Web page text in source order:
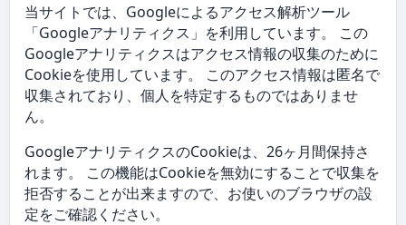
当サイトでは、Googleによるアクセス解析ツール
「Googleアナリティクス」を利用しています。 この
Googleアナリティクスはアクセス情報の収集のために
Cookieを使用しています。 このアクセス情報は匿名で
収集されており、個人を特定するものではありませ
ん。
GoogleアナリティクスのCookieは、26ヶ月間保持さ
れます。 この機能はCookieを無効にすることで収集を
拒否することが出来ますので、お使いのブラウザの設
定をご確認ください。